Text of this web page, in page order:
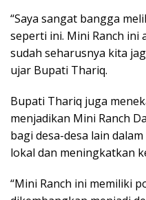
“Saya sangat bangga
seperti ini. Mini Ranch ini
sudah seharusnya kita
ujar Bupati Thariq.
Bupati Thariq juga
menjadikan Mini Ranch
bagi desa-desa lain
lokal dan meningkatkan
“Mini Ranch ini memiliki